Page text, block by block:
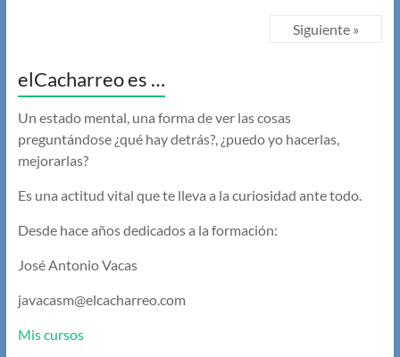
Siguiente »
elCacharreo es …
Un estado mental, una forma de ver las cosas
preguntándose ¿qué hay detrás?, ¿puedo yo hacerlas,
mejorarlas?
Es una actitud vital que te lleva a la curiosidad ante todo.
Desde hace años dedicados a la formación:
José Antonio Vacas
javacasm@elcacharreo.com
Mis cursos